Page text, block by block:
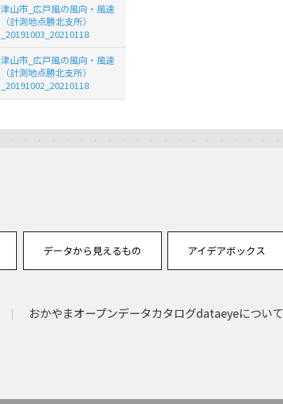
津山市_広戸風の風向・風速
（計測地点勝北支所）
_20191003_20210118
津山市_広戸風の風向・風速
（計測地点勝北支所）
_20191002_20210118
データから見えるもの アイデアボックス
おかやまオープンデータカタログdataeyeについて